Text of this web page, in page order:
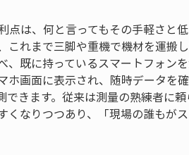
点は、何と言ってもその手軽さと
これまで三脚や重機で機材を運搬
、既に持っているスマートフォン
ホ画面に表示され、随時データを
できます。従来は測量の熟練者に
くなりつつあり、「現場の誰もが